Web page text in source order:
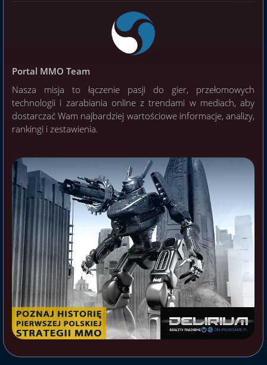
Portal MMO Team
Nasza misja to łączenie pasji do gier, przełomowych
technologii i zarabiania online z trendami w mediach, aby
dostarczać Wam najbardziej wartościowe informacje, analizy,
rankingi i zestawienia.